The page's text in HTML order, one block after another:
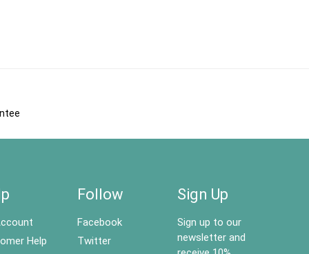
Help
Follow
Facebook
Twitter
Sign Up
Sign up to our
newsletter and